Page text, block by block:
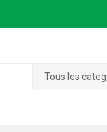
Tous les